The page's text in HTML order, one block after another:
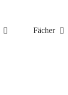
Fächer